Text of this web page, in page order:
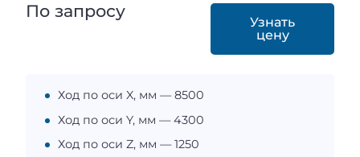
По запросу
Узнать
цену
Ход по оси X, мм — 8500
Ход по оси Y, мм — 4300
Ход по оси Z, мм — 1250